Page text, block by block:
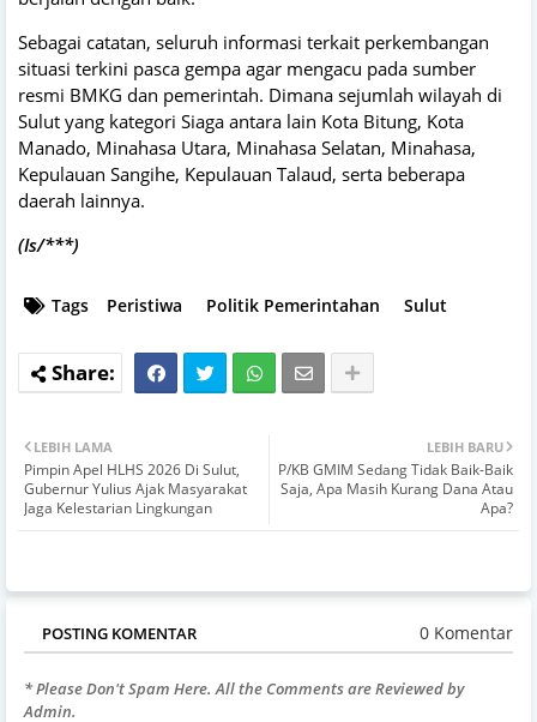
Sebagai catatan, seluruh informasi terkait perkembangan
situasi terkini pasca gempa agar mengacu pada sumber
resmi BMKG dan pemerintah. Dimana sejumlah wilayah di
Sulut yang kategori Siaga antara lain Kota Bitung, Kota
Manado, Minahasa Utara, Minahasa Selatan, Minahasa,
Kepulauan Sangihe, Kepulauan Talaud, serta beberapa
daerah lainnya.
(Is/***)
Tags Peristiwa Politik Pemerintahan Sulut
LEBIH BARU
P/KB GMIM Sedang Tidak Baik-Baik
Saja, Apa Masih Kurang Dana Atau
Apa?
LEBIH LAMA
Pimpin Apel HLHS 2026 Di Sulut,
Gubernur Yulius Ajak Masyarakat
Jaga Kelestarian Lingkungan
POSTING KOMENTAR 0 Komentar
* Please Don't Spam Here. All the Comments are Reviewed by
Admin.